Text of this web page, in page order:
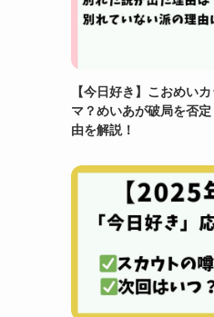
【今日好き】こおめい
マ？めいあが破局を否
由を解説！